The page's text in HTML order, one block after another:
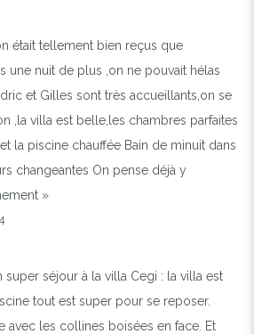
était tellement bien reçus que
une nuit de plus ,on ne pouvait hélas
et Gilles sont très accueillants,on se
,la villa est belle,les chambres parfaites
la piscine chauffée Bain de minuit dans
changeantes On pense déjà y
»
super séjour à la villa Cegi : la villa est
tout est super pour se reposer.
avec les collines boisées en face. Et